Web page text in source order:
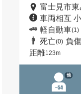
富士見市
車両相互
軽自動車(1)
死亡(0) 負傷
距離123m
他